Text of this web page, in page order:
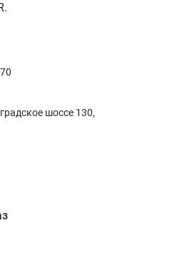
шоссе 130,